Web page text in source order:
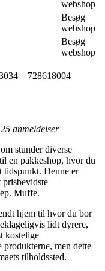
webshop
Besøg
webshop
Besøg
webshop
– 728618004
25 anmeldelser
stunder diverse
en pakkeshop, hvor du
tidspunkt. Denne er
prisbevidste
Muffe.
hjem til hvor du bor
lidt dyrere,
kostelige
produkterne, men dette
tilholdssted.